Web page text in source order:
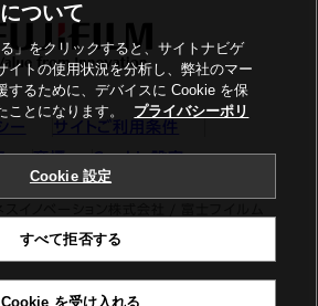
ー
サイトご利用条件
商標 Cookie設定
ジャパン株式会社
ついて
」をクリックすると、サイトナビゲ
イトの使用状況を分析し、弊社のマー
するために、デバイスに Cookie を保
ことになります。
プライバシーポリ
Cookie 設定
すべて拒否する
Cookie を受け入れる